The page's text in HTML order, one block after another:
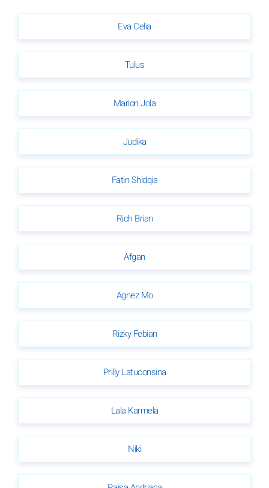
Eva Celia
Tulus
Marion Jola
Judika
Fatin Shidqia
Rich Brian
Afgan
Agnez Mo
Rizky Febian
Prilly Latuconsina
Lala Karmela
Niki